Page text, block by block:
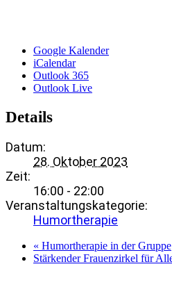
Google Kalender
iCalendar
Outlook 365
Outlook Live
Details
Datum:
28. Oktober 2023
Zeit:
16:00 - 22:00
Veranstaltungskategorie:
Humortherapie
« Humortherapie in der Gruppe
Stärkender Frauenzirkel für